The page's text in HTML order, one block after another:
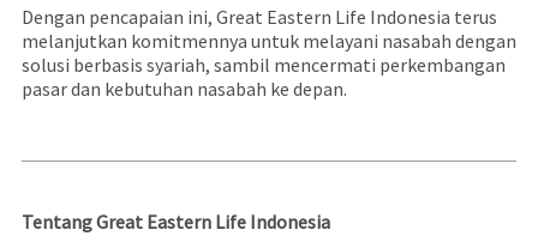
Dengan pencapaian ini, Great Eastern Life Indonesia terus
melanjutkan komitmennya untuk melayani nasabah dengan
solusi berbasis syariah, sambil mencermati perkembangan
pasar dan kebutuhan nasabah ke depan.
Tentang Great Eastern Life Indonesia